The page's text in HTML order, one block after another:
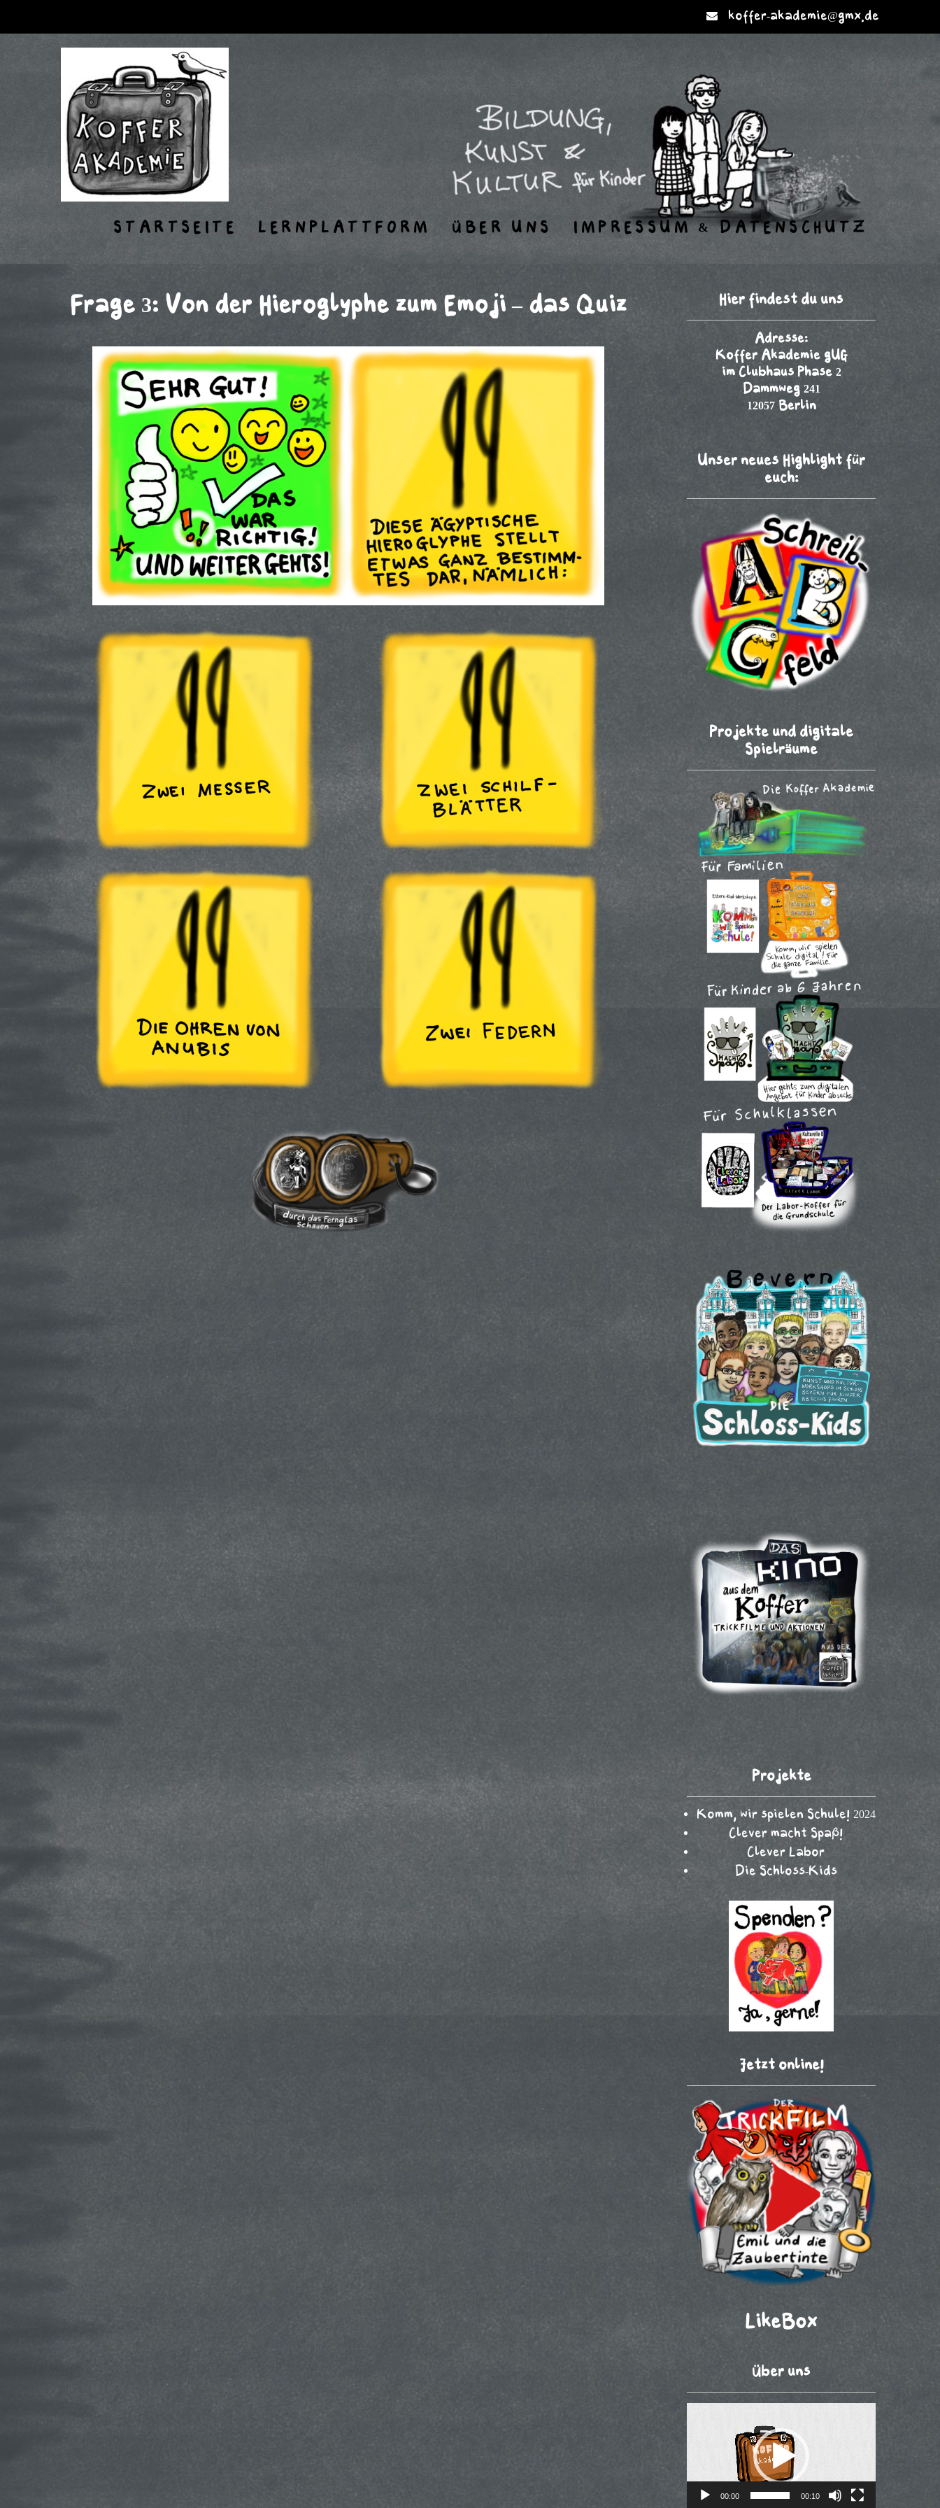
koffer-akademie@gmx.de
STARTSEITE LERNPLATTFORM ÜBER UNS IMPRESSUM & DATENSCHUTZ
Frage 3: Von der Hieroglyphe zum Emoji – das Quiz Hier findest du uns
Adresse:
Koffer Akademie gUG
im Clubhaus Phase 2
Dammweg 241
12057 Berlin
Unser neues Highlight für
euch:
Projekte und digitale
Spielräume
Projekte
Komm, wir spielen Schule! 2024
Clever macht Spaß!
Clever Labor
Die Schloss-Kids
Jetzt online!
LikeBox
Über uns
00:00 00:10